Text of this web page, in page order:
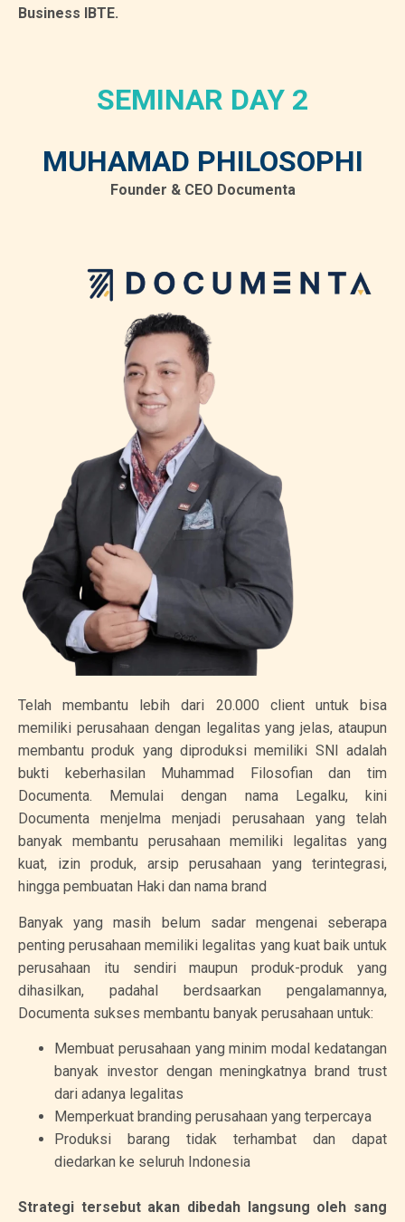
Business IBTE.
SEMINAR DAY 2
MUHAMAD PHILOSOPHI
Founder & CEO Documenta
Telah membantu lebih dari 20.000 client untuk bisa
memiliki perusahaan dengan legalitas yang jelas, ataupun
membantu produk yang diproduksi memiliki SNI adalah
bukti keberhasilan Muhammad Filosofian dan tim
Documenta. Memulai dengan nama Legalku, kini
Documenta menjelma menjadi perusahaan yang telah
banyak membantu perusahaan memiliki legalitas yang
kuat, izin produk, arsip perusahaan yang terintegrasi,
hingga pembuatan Haki dan nama brand
Banyak yang masih belum sadar mengenai seberapa
penting perusahaan memiliki legalitas yang kuat baik untuk
perusahaan itu sendiri maupun produk-produk yang
dihasilkan, padahal berdsaarkan pengalamannya,
Documenta sukses membantu banyak perusahaan untuk:
Membuat perusahaan yang minim modal kedatangan
banyak investor dengan meningkatnya brand trust
dari adanya legalitas
Memperkuat branding perusahaan yang terpercaya
Produksi barang tidak terhambat dan dapat
diedarkan ke seluruh Indonesia
Strategi tersebut akan dibedah langsung oleh sang